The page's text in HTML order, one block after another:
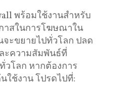
พร้อมใช้งานสำหรับ
าสในการโฆษณาใน
ะขยายไปทั่วโลก ปลด
ะความสัมพันธ์ที่
โลก หากต้องการ
ใช้งาน โปรดไปที่: